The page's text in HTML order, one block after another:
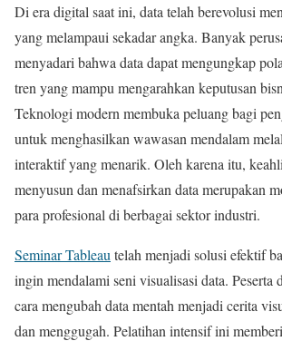
Di era digital saat ini, data telah berevolusi
yang melampaui sekadar angka. Banyak
menyadari bahwa data dapat mengungkap
tren yang mampu mengarahkan keputusan
Teknologi modern membuka peluang bagi
untuk menghasilkan wawasan mendalam
interaktif yang menarik. Oleh karena itu,
menyusun dan menafsirkan data merupakan
para profesional di berbagai sektor industri.
Seminar Tableau telah menjadi solusi efektif
ingin mendalami seni visualisasi data. Peserta
cara mengubah data mentah menjadi cerita
dan menggugah. Pelatihan intensif ini